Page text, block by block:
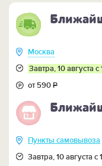
Москва
Завтра, 10 августа
от 590Р
Пункты самовывоза
Завтра, 10 августа с